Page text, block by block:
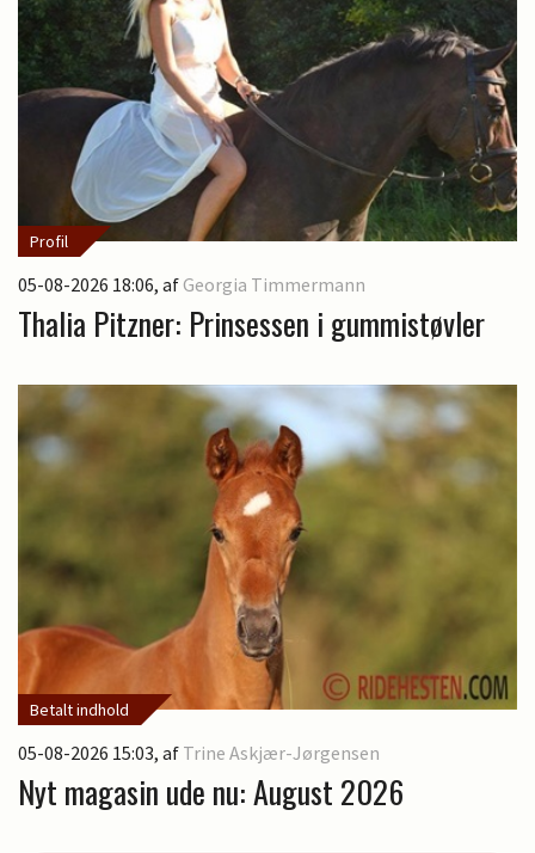
Profil
05-08-2026 18:06, af Georgia Timmermann
Thalia Pitzner: Prinsessen i gummistøvler
Betalt indhold
05-08-2026 15:03, af Trine Askjær-Jørgensen
Nyt magasin ude nu: August 2026